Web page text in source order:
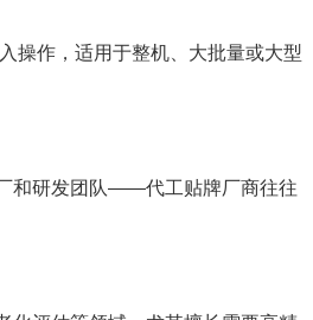
操作，适用于整机、大批量或大型
和研发团队——代工贴牌厂商往往